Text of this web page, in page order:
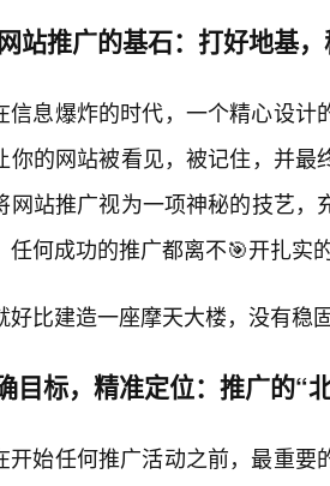
站推广的基石：打好地基
信息爆炸的时代，一个精心设计
你的网站被看见，被记住，并
网站推广视为一项神秘的技艺
任何成功的推广都离不🎯开扎实
好比建造一座摩天大楼，没有稳
目标，精准定位：推广的“
开始任何推广活动之前，最重要